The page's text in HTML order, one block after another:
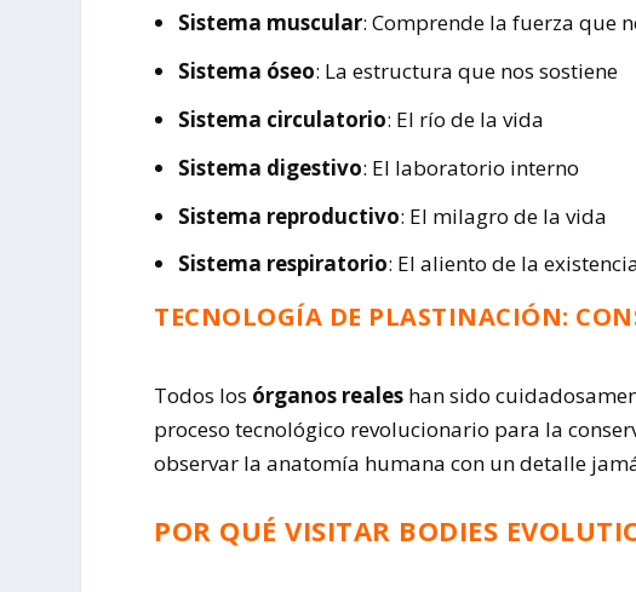
Sistema muscular: Comprende la fuerza que
Sistema óseo: La estructura que nos sostiene
Sistema circulatorio: El río de la vida
Sistema digestivo: El laboratorio interno
Sistema reproductivo: El milagro de la vida
Sistema respiratorio: El aliento de la
TECNOLOGÍA DE PLASTINACIÓN:
Todos los órganos reales han sido
proceso tecnológico revolucionario para la
observar la anatomía humana con un detalle
POR QUÉ VISITAR BODIES